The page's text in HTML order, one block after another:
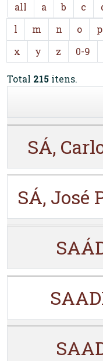
all a b c
l
m n o p
x
y z 0-9
Total 215 itens.
SÁ,
SÁ, José